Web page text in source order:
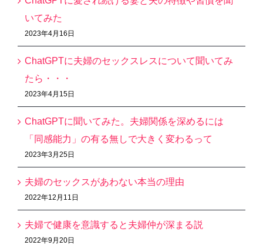
いてみた
2023年4月16日
ChatGPTに夫婦のセックスレスについて聞いてみ
たら・・・
2023年4月15日
ChatGPTに聞いてみた。夫婦関係を深めるには
「同感能力」の有る無しで大きく変わるって
2023年3月25日
夫婦のセックスがあわない本当の理由
2022年12月11日
夫婦で健康を意識すると夫婦仲が深まる説
2022年9月20日